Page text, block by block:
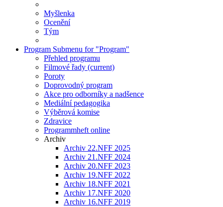
Myšlenka
Ocenění
Tým
Program Submenu for "Program"
Přehled programu
Filmové řady (current)
Poroty
Doprovodný program
Akce pro odborníky a nadšence
Mediální pedagogika
Výběrová komise
Zdravice
Programmheft online
Archiv
Archiv 22.NFF 2025
Archiv 21.NFF 2024
Archiv 20.NFF 2023
Archiv 19.NFF 2022
Archiv 18.NFF 2021
Archiv 17.NFF 2020
Archiv 16.NFF 2019